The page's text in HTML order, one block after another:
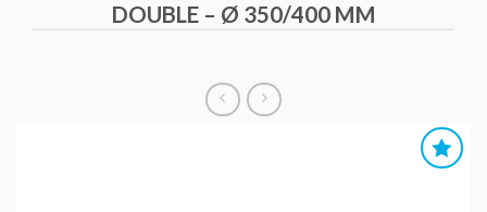
DOUBLE – Ø 350/400 MM